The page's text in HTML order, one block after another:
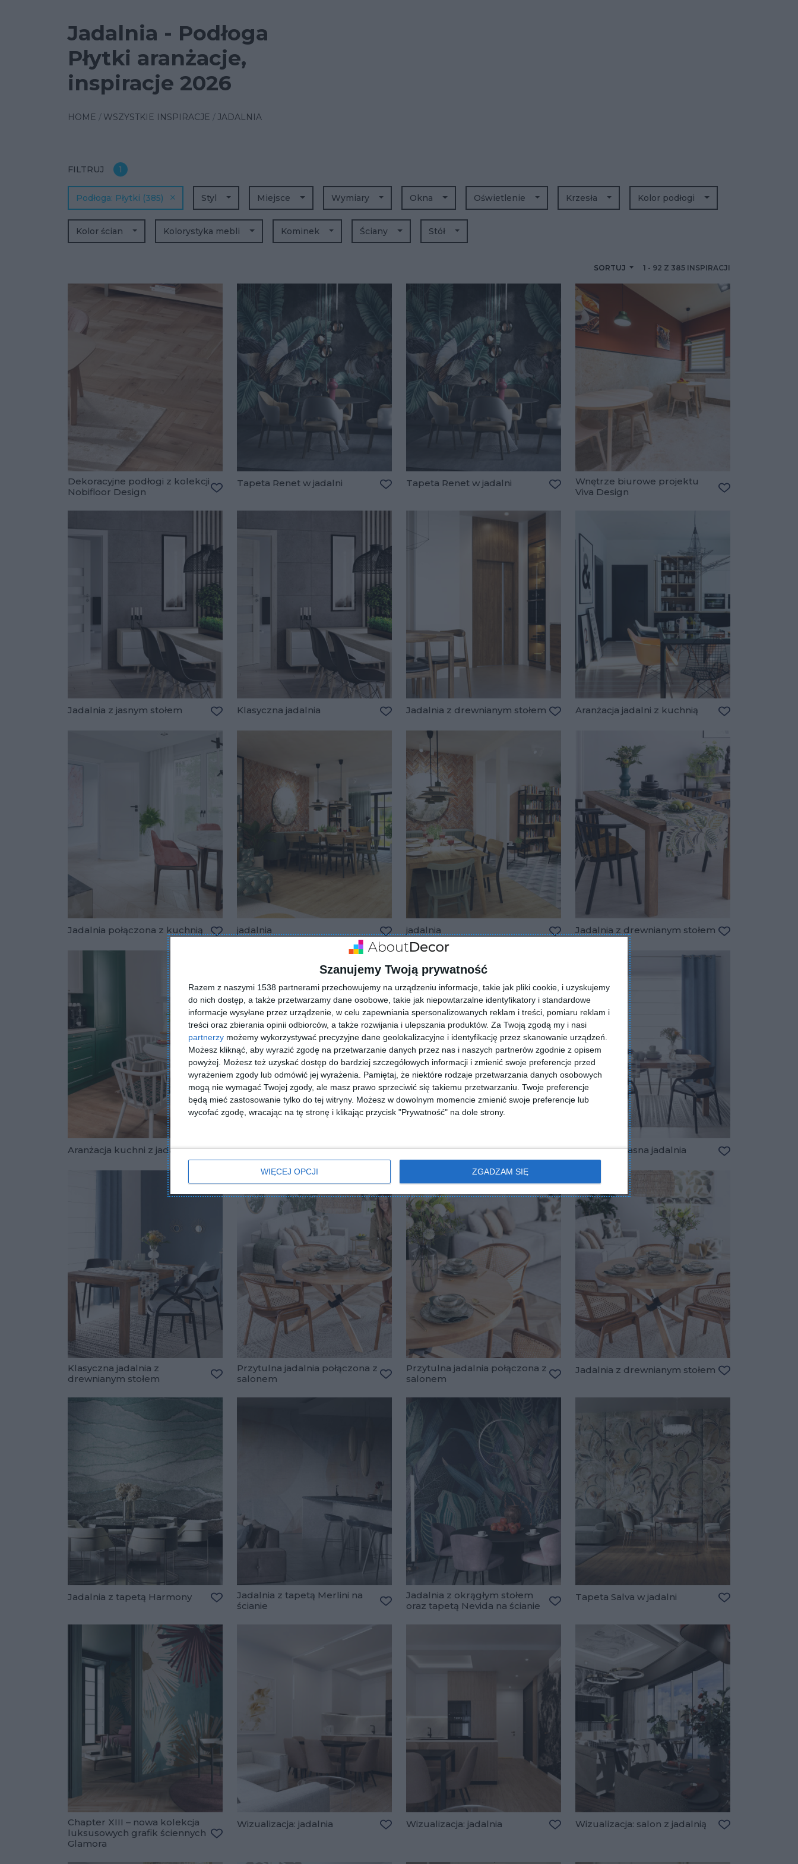
Szanujemy Twoją prywatność
Razem z naszymi 1538 partnerami przechowujemy na urządzeniu informacje, takie jak pliki cookie, i uzyskujemy
do nich dostęp, a także przetwarzamy dane osobowe, takie jak niepowtarzalne identyfikatory i standardowe
informacje wysyłane przez urządzenie, w celu zapewniania spersonalizowanych reklam i treści, pomiaru reklam i
treści oraz zbierania opinii odbiorców, a także rozwijania i ulepszania produktów. Za Twoją zgodą my i nasi
partnerzy możemy wykorzystywać precyzyjne dane geolokalizacyjne i identyfikację przez skanowanie urządzeń.
Możesz kliknąć, aby wyrazić zgodę na przetwarzanie danych przez nas i naszych partnerów zgodnie z opisem
powyżej. Możesz też uzyskać dostęp do bardziej szczegółowych informacji i zmienić swoje preferencje przed
wyrażeniem zgody lub odmówić jej wyrażenia.
Pamiętaj, że niektóre rodzaje przetwarzania danych osobowych
mogą nie wymagać Twojej zgody, ale masz prawo sprzeciwić się takiemu przetwarzaniu. Twoje preferencje
będą mieć zastosowanie tylko do tej witryny. Możesz w dowolnym momencie zmienić swoje preferencje lub
wycofać zgodę, wracając na tę stronę i klikając przycisk "Prywatność" na dole strony.
WIĘCEJ OPCJI ZGADZAM SIĘ
Jadalnia - Podłoga
Płytki aranżacje,
inspiracje 2026
HOME WSZYSTKIE INSPIRACJE JADALNIA
FILTRUJ 1
SORTUJ 1 - 92 Z 385 INSPIRACJI
Styl Miejsce Wymiary
Płytki (385)
Podłoga Okna Oświetlenie Krzesła Kolor podłogi
Kolor ścian Kolorystyka mebli Kominek Ściany Stół
Dekoracyjne podłogi z kolekcji
Nobifloor Design
Tapeta Renet w jadalni Tapeta Renet w jadalni
Dodaj do ulubionych
Wnętrze biurowe projektu
Viva Design
Jadalnia z jasnym stołem Klasyczna jadalnia Jadalnia z drewnianym stołem Aranżacja jadalni z kuchnią
Jadalnia połączona z kuchnią jadalnia
Dodaj do ulubionych
jadalnia
Dodaj do ulubionych
Jadalnia z drewnianym stołem
Aranżacja kuchni z jadalnią
Dodaj do ulubionych
Jadalnia z czarnymi krzesłami
Dodaj do ulubionych
Jadalnia w stylu boho
Dodaj do ulubionych
Klasyczna, jasna jadalnia
Klasyczna jadalnia z
drewnianym stołem
Przytulna jadalnia połączona z
salonem
Przytulna jadalnia połączona z
salonem
Jadalnia z drewnianym stołem
Jadalnia z tapetą Harmony
Dodaj do ulubionych
Jadalnia z tapetą Merlini na
ścianie
Dodaj do ulubionych
Jadalnia z okrągłym stołem
oraz tapetą Nevida na ścianie
Tapeta Salva w jadalni
Chapter XIII – nowa kolekcja
luksusowych grafik ściennych
Glamora
Wizualizacja: jadalnia Wizualizacja: jadalnia Wizualizacja: salon z jadalnią